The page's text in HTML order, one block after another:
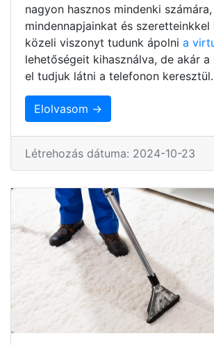
nagyon hasznos mindenki
mindennapjainkat és szeretteinkkel
közeli viszonyt tudunk ápolni a
lehetőségeit kihasználva, de akár a
el tudjuk látni a telefonon keresztül.
Elolvasom →
Létrehozás dátuma: 2024-10-23